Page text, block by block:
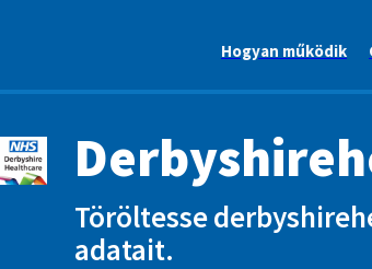
Hogyan működik
Töröltesse
adatait.